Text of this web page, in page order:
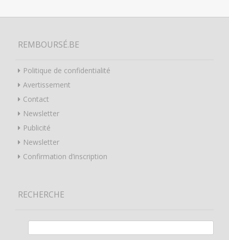
REMBOURSÉ.BE
Politique de confidentialité
Avertissement
Contact
Newsletter
Publicité
Newsletter
Confirmation d’inscription
RECHERCHE